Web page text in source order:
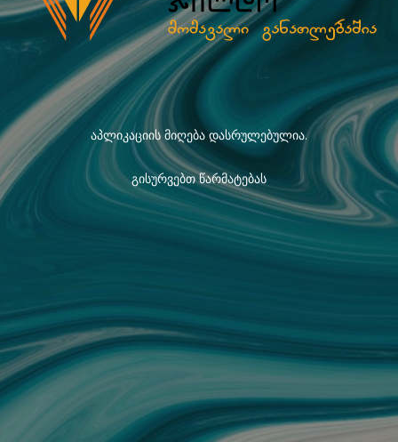
აპლიკაციის მიღება დასრულებულია.
გისურვებთ წარმატებას